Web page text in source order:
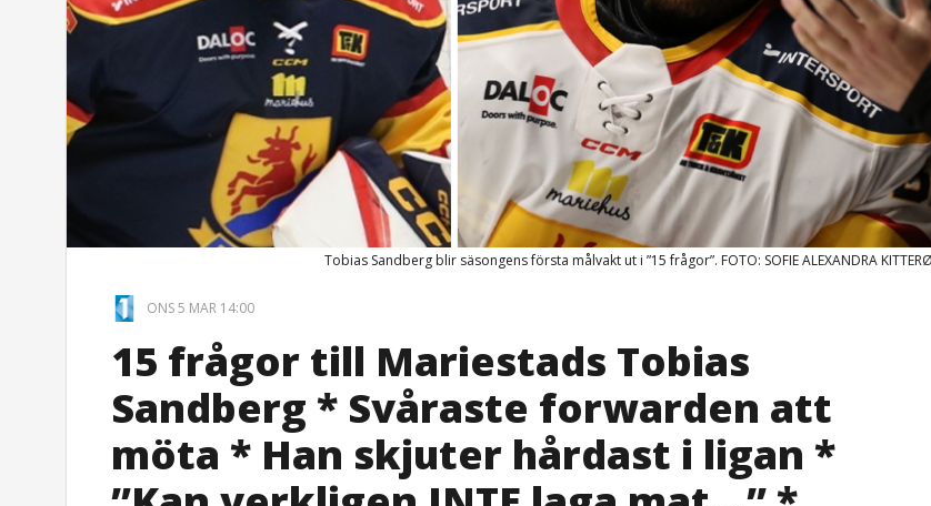
Tobias Sandberg blir säsongens första målvakt ut i ”15 frågor”. FOTO: SOFIE ALEXANDRA
ONS 5 MAR 14:00
15 frågor till Mariestads Tobias
Sandberg * Svåraste forwarden att
möta * Han skjuter hårdast i ligan *